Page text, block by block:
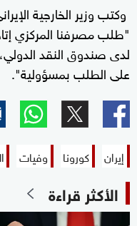
وكتب وزير الخارجية
"طلب مصرفنا المركزي
لدى صندوق النقد
على الطلب بمسؤولية".
إيران كورونا وفيات
الأكثر قراءة